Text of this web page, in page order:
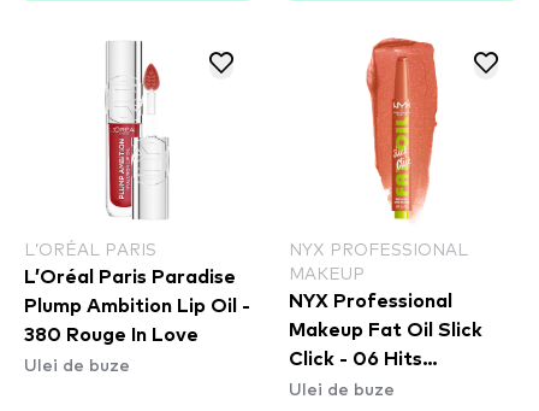
L’ORÉAL PARIS
L’Oréal Paris Paradise
Plump Ambition Lip Oil -
380 Rouge In Love
Ulei de buze
NYX PROFESSIONAL
MAKEUP
NYX Professional
Makeup Fat Oil Slick
Click - 06 Hits
Different
Ulei de buze